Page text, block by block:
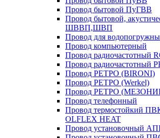
Провод бытовой ПуГВВ
Провод бытовой,
ШВВП,ШВП
Провод для
Провод компьютерный
Провод радиочастотный
Провод радиочастотный
Провод РЕТРО (BIRONI)
Провод РЕТРО (Werkel)
Провод РЕТРО
Провод телефонный
Провод термостойкий
OLFLEX HEAT
Провод установочный